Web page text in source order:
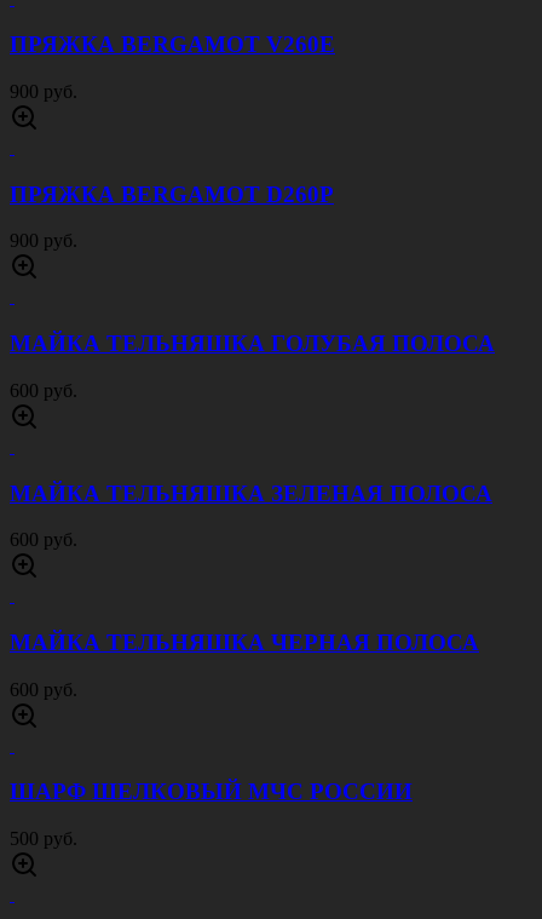
ПРЯЖКА BERGAMOT V260E
900 руб.
ПРЯЖКА BERGAMOT D260P
900 руб.
МАЙКА ТЕЛЬНЯШКА ГОЛУБАЯ ПОЛОСА
600 руб.
МАЙКА ТЕЛЬНЯШКА ЗЕЛЕНАЯ ПОЛОСА
600 руб.
МАЙКА ТЕЛЬНЯШКА ЧЕРНАЯ ПОЛОСА
600 руб.
ШАРФ ШЕЛКОВЫЙ МЧС РОССИИ
500 руб.